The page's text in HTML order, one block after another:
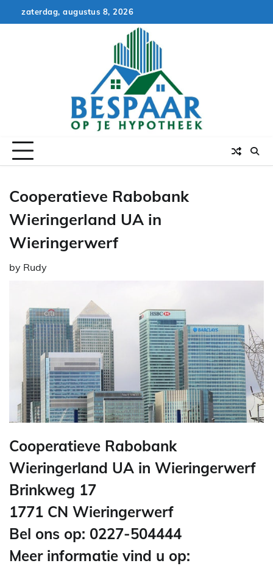
to
zaterdag, augustus 8, 2026
Cooperatieve Rabobank
Wieringerland UA in
Wieringerwerf
by Rudy
Cooperatieve Rabobank
Wieringerland UA in Wieringerwerf
Brinkweg 17
1771 CN Wieringerwerf
Bel ons op: 0227-504444
Meer informatie vind u op: